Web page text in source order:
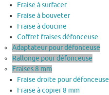
Fraise à surfacer
Fraise à bouveter
Fraise à doucine
Coffret fraises défonceuse
Adaptateur pour défonceuse
Rallonge pour défonceuse
Fraises 8 mm
Fraise droite pour défonceuse
Fraise à copier 8 mm